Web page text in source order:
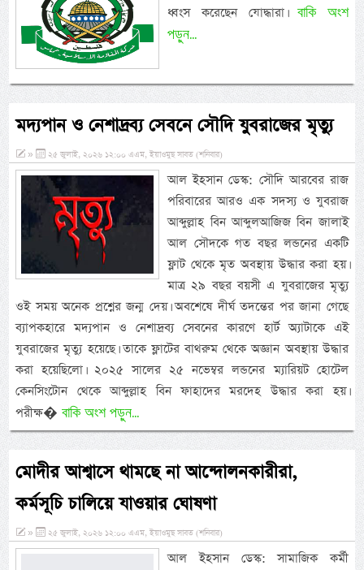
ধ্বংস করেছেন যোদ্ধারা।বাকি অংশ
পড়ুন...
মদ্যপান ও নেশাদ্রব্য সেবনে সৌদি যুবরাজের মৃত্যু
» ২৫ জুলাই, ২০২৬ ১২:০০ এএম, ইয়াওমুছ সাবত (শনিবার)
আল ইহসান ডেস্ক: সৌদি আরবের রাজ
পরিবারের আরও এক সদস্য ও যুবরাজ
আব্দুল্লাহ বিন আব্দুলআজিজ বিন জালাই
আল সৌদকে গত বছর লন্ডনের একটি
ফ্লাট থেকে মৃত অবস্থায় উদ্ধার করা হয়।
মাত্র ২৯ বছর বয়সী এ যুবরাজের মৃত্যু
ওই সময় অনেক প্রশ্নের জন্ম দেয়। অবশেষে দীর্ঘ তদন্তের পর জানা গেছে
ব্যাপকহারে মদ্যপান ও নেশাদ্রব্য সেবনের কারণে হার্ট অ্যাটাকে এই
যুবরাজের মৃত্যু হয়েছে। তাকে ফ্লাটের বাথরুম থেকে অজ্ঞান অবস্থায় উদ্ধার
করা হয়েছিলো। ২০২৫ সালের ২৫ নভেম্বর লন্ডনের ম্যারিয়ট হোটেল
কেনসিংটোন থেকে আব্দুল্লাহ বিন ফাহাদের মরদেহ উদ্ধার করা হয়।
পরীক্ষ�বাকি অংশ পড়ুন...
মোদীর আশ্বাসে থামছে না আন্দোলনকারীরা,
কর্মসূচি চালিয়ে যাওয়ার ঘোষণা
» ২৫ জুলাই, ২০২৬ ১২:০০ এএম, ইয়াওমুছ সাবত (শনিবার)
আল ইহসান ডেস্ক: সামাজিক কর্মী